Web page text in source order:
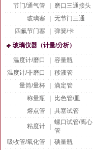
节门/通气管
磨口三通接头
玻璃塞
无节门三通
四氟节门塞
弹簧/卡
玻璃仪器（计量/分析）
温度计/磨口
容量瓶
温度计/非磨口
移液管
量筒/量杯
滴定管
称量瓶
比色管/皿
熔点管
具塞试管
粘度计
螺口试管/离心
管
吸收管/氧化管
碘量瓶